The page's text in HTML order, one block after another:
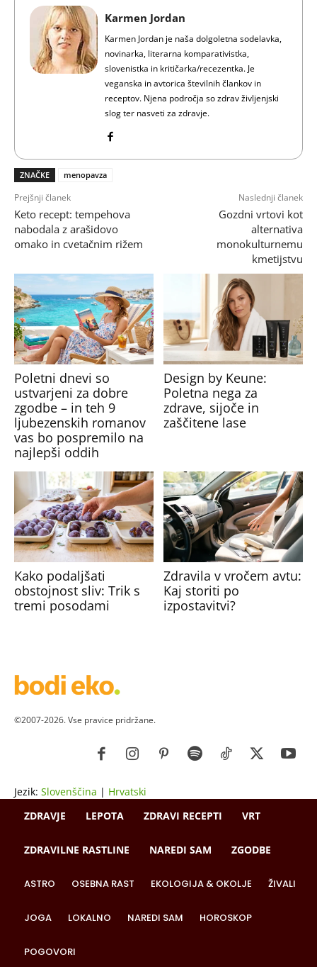
Karmen Jordan
Karmen Jordan je naša dolgoletna sodelavka,
novinarka, literarna komparativistka,
slovenistka in kritičarka/recezentka. Je
veganska in avtorica številnih člankov in
receptov. Njena področja so zdrav življenjski
slog ter nasveti za zdravje.
ZNAČKE menopavza
Prejšnji članek
Keto recept: tempehova
nabodala z arašidovo
omako in cvetačnim rižem
Naslednji članek
Gozdni vrtovi kot
alternativa
monokulturnemu
kmetijstvu
Poletni dnevi so
ustvarjeni za dobre
zgodbe – in teh 9
ljubezenskih romanov
vas bo pospremilo na
najlepši oddih
Design by Keune:
Poletna nega za
zdrave, sijoče in
zaščitene lase
Kako podaljšati
obstojnost sliv: Trik s
tremi posodami
Zdravila v vročem avtu:
Kaj storiti po
izpostavitvi?
©2007-2026. Vse pravice pridržane.
Jezik: Slovenščina | Hrvatski
ZDRAVJE
LEPOTA ZDRAVI RECEPTI VRT
ZDRAVILNE RASTLINE NAREDI SAM ZGODBE
ASTRO OSEBNA RAST EKOLOGIJA & OKOLJE ŽIVALI
JOGA LOKALNO NAREDI SAM HOROSKOP
POGOVORI